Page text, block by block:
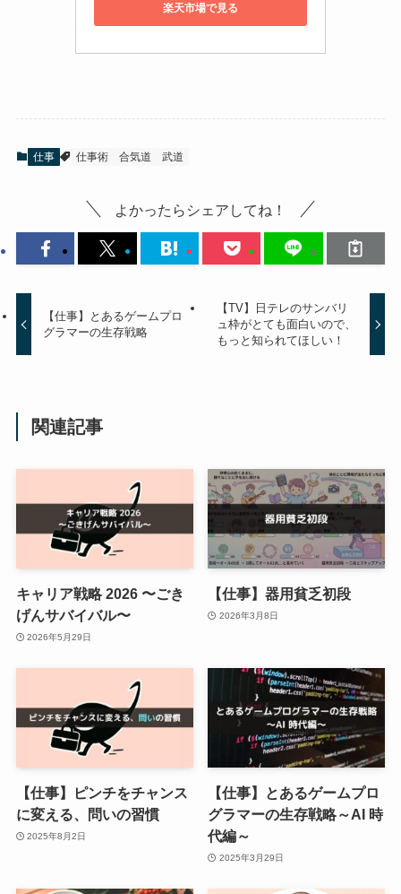
楽天市場で見る
仕事 仕事術 合気道 武道
よかったらシェアしてね！
【仕事】とあるゲームプロ
グラマーの生存戦略
【TV】日テレのサンバリ
ュ枠がとても面白いので、
もっと知られてほしい！
関連記事
キャリア戦略 2026 〜ごき
げんサバイバル〜
2026年5月29日
【仕事】器用貧乏初段
2026年3月8日
【仕事】ピンチをチャンス
に変える、問いの習慣
2025年8月2日
【仕事】とあるゲームプロ
グラマーの生存戦略～AI 時
代編～
2025年3月29日